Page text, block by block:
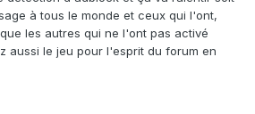
à tous le monde et ceux qui l'ont,
les autres qui ne l'ont pas activé
aussi le jeu pour l'esprit du forum en